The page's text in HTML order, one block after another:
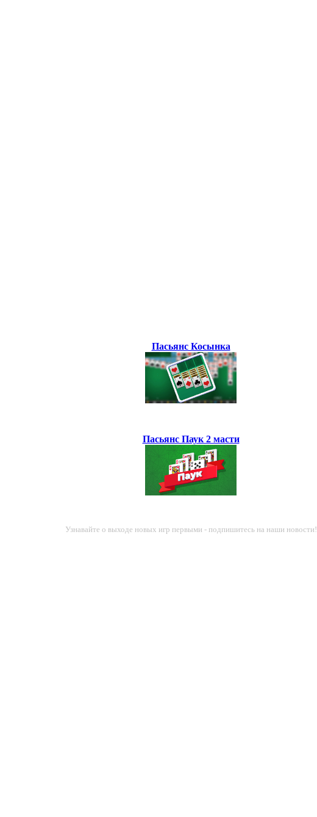
Пасьянс Косынка
Пасьянс Паук 2 масти
Узнавайте о выходе новых игр первыми - подпишитесь на наши новости!